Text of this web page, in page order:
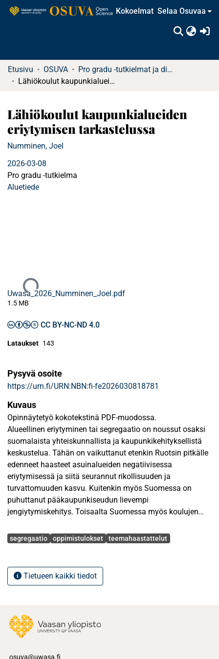
Kokoelmat Selaa Osuvaa
Etusivu OSUVA
Pro gradu -tutkielmat ja diplomityöt
Lähiökoulut kaupunkialueiden eriytymisen tarkastelussa
Lähiökoulut kaupunkialueiden
eriytymisen tarkastelussa
Numminen, Joel
2026-03-08
Pro gradu -tutkielma
Aluetiede
Ladataan...
Uwasa_2026_Numminen_Joel.pdf
1.5 MB
CC BY-NC-ND 4.0
Lataukset 143
Pysyvä osoite
https://urn.fi/URN:NBN:fi-fe2026030818781
Kuvaus
Opinnäytetyö kokotekstinä PDF-muodossa.
Alueellinen eriytyminen tai segregaatio on noussut osaksi
suomalaista yhteiskunnallista ja kaupunkikehityksellistä
keskustelua. Tähän on vaikuttanut etenkin Ruotsin pitkälle
edenneet haasteet asuinalueiden negatiivisessa
eriytymisessä ja siitä seurannut rikollisuuden ja
turvattomuuden kasvu. Kuitenkin myös Suomessa on
puhuttanut pääkaupunkiseudun lievempi
jengiytymiskehitys. Toisaalta Suomessa myös koulujen
ilmiöiden, kuten heikentyneiden PISA -tulosten,
Pro gradu -tutkielmassa tutkittiin alueellisen eriytymisen ja
asuinalueiden eriytymisen kehyksessä. Tutkimus
toteutettiin teemahaastatteluina, johon osallistui yhteensä
kahdeksan kolmen eri suomalaisen kaupungin
koulutoimessa tai koulutuksellisessa luottamustoimessa
Avainsanat
segregaatio oppimistulokset teemahaastattelut
Tietueen kaikki tiedot
osuva@uwasa.fi